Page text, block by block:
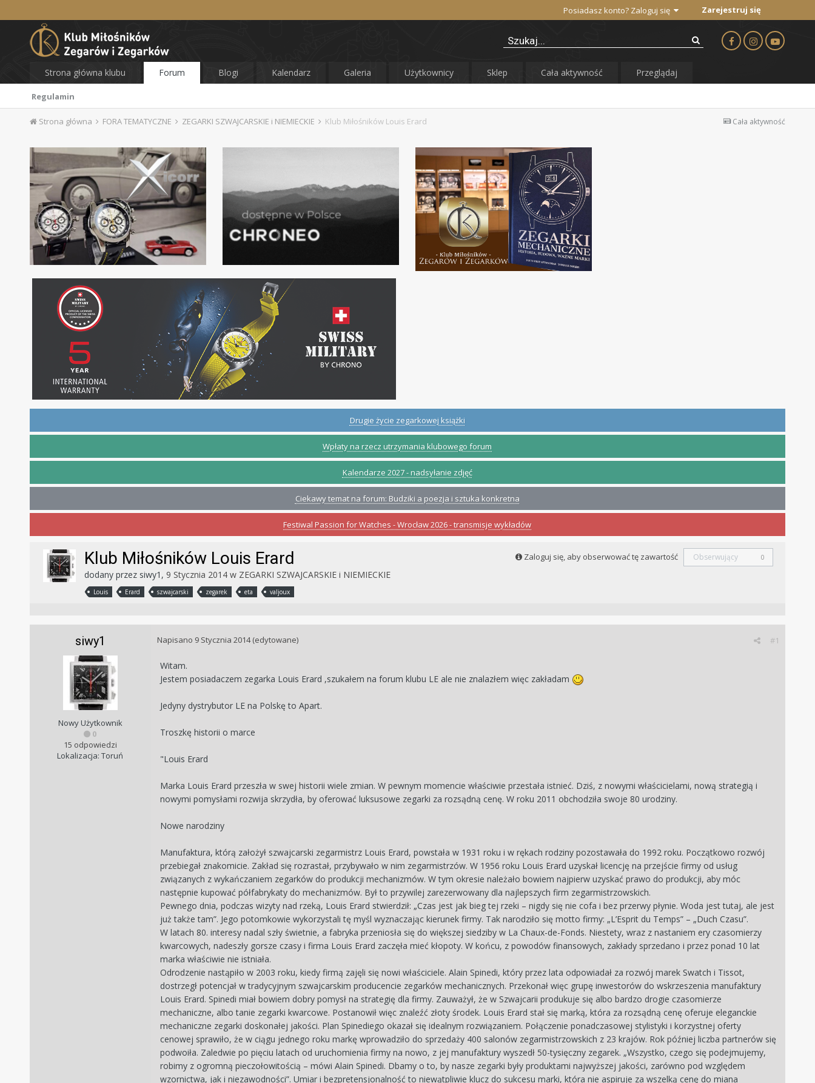
Posiadasz konto? Zaloguj się Zarejestruj się
Strona główna klubu Forum
Regulamin
Blogi Kalendarz Galeria Użytkownicy Sklep Cała aktywność Przeglądaj
Cała aktywność
Strona główna FORA TEMATYCZNE ZEGARKI SZWAJCARSKIE i NIEMIECKIE Klub Miłośników Louis Erard
Drugie życie zegarkowej książki
Wpłaty na rzecz utrzymania klubowego forum
Kalendarze 2027 - nadsyłanie zdjęć
Ciekawy temat na forum: Budziki a poezja i sztuka konkretna
Festiwal Passion for Watches - Wrocław 2026 - transmisje wykładów
Zaloguj się, aby obserwować tę zawartość Obserwujący 0
Klub Miłośników Louis Erard
dodany przez siwy1 , 9 Stycznia 2014w ZEGARKI SZWAJCARSKIE i NIEMIECKIE
Louis Erard szwajcarski zegarek eta valjoux
siwy1
Nowy Użytkownik
0
15 odpowiedzi
Lokalizacja: Toruń
#1
Napisano 9 Stycznia 2014 (edytowane)
Witam.
Jestem posiadaczem zegarka Louis Erard ,szukałem na forum klubu LE ale nie znalazłem więc zakładam
Jedyny dystrybutor LE na Polskę to Apart.
Troszkę historii o marce
"Louis Erard
Marka Louis Erard przeszła w swej historii wiele zmian. W pewnym momencie właściwie przestała istnieć. Dziś, z nowymi właścicielami, nową strategią i
nowymi pomysłami rozwija skrzydła, by oferować luksusowe zegarki za rozsądną cenę. W roku 2011 obchodziła swoje 80 urodziny.
Nowe narodziny
Manufaktura, którą założył szwajcarski zegarmistrz Louis Erard, powstała w 1931 roku i w rękach rodziny pozostawała do 1992 roku. Początkowo rozwój
przebiegał znakomicie. Zakład się rozrastał, przybywało w nim zegarmistrzów. W 1956 roku Louis Erard uzyskał licencję na przejście firmy od usług
związanych z wykańczaniem zegarków do produkcji mechanizmów. W tym okresie należało bowiem najpierw uzyskać prawo do produkcji, aby móc
następnie kupować półfabrykaty do mechanizmów. Był to przywilej zarezerwowany dla najlepszych firm zegarmistrzowskich.
Pewnego dnia, podczas wizyty nad rzeką, Louis Erard stwierdził: „Czas jest jak bieg tej rzeki – nigdy się nie cofa i bez przerwy płynie. Woda jest tutaj, ale jest
już także tam”. Jego potomkowie wykorzystali tę myśl wyznaczając kierunek firmy. Tak narodziło się motto firmy: „L’Esprit du Temps” – „Duch Czasu”.
W latach 80. interesy nadal szły świetnie, a fabryka przeniosła się do większej siedziby w La Chaux-de-Fonds. Niestety, wraz z nastaniem ery czasomierzy
kwarcowych, nadeszły gorsze czasy i firma Louis Erard zaczęła mieć kłopoty. W końcu, z powodów finansowych, zakłady sprzedano i przez ponad 10 lat
marka właściwie nie istniała.
Odrodzenie nastąpiło w 2003 roku, kiedy firmą zajęli się nowi właściciele. Alain Spinedi, który przez lata odpowiadał za rozwój marek Swatch i Tissot,
dostrzegł potencjał w tradycyjnym szwajcarskim producencie zegarków mechanicznych. Przekonał więc grupę inwestorów do wskrzeszenia manufaktury
Louis Erard. Spinedi miał bowiem dobry pomysł na strategię dla firmy. Zauważył, że w Szwajcarii produkuje się albo bardzo drogie czasomierze
mechaniczne, albo tanie zegarki kwarcowe. Postanowił więc znaleźć złoty środek. Louis Erard stał się marką, która za rozsądną cenę oferuje eleganckie
mechaniczne zegarki doskonałej jakości. Plan Spinediego okazał się idealnym rozwiązaniem. Połączenie ponadczasowej stylistyki i korzystnej oferty
cenowej sprawiło, że w ciągu jednego roku markę wprowadziło do sprzedaży 400 salonów zegarmistrzowskich z 23 krajów. Rok później liczba partnerów się
podwoiła. Zaledwie po pięciu latach od uruchomienia firmy na nowo, z jej manufaktury wyszedł 50-tysięczny zegarek. „Wszystko, czego się podejmujemy,
robimy z ogromną pieczołowitością – mówi Alain Spinedi. Dbamy o to, by nasze zegarki były produktami najwyższej jakości, zarówno pod względem
wzornictwa, jak i niezawodności”. Umiar i bezpretensjonalność to niewątpliwie klucz do sukcesu marki, która nie aspiruje za wszelką cenę do miana